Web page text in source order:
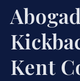
Kent